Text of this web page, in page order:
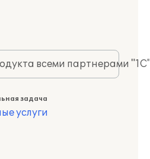
всеми партнерами
задача
услуги